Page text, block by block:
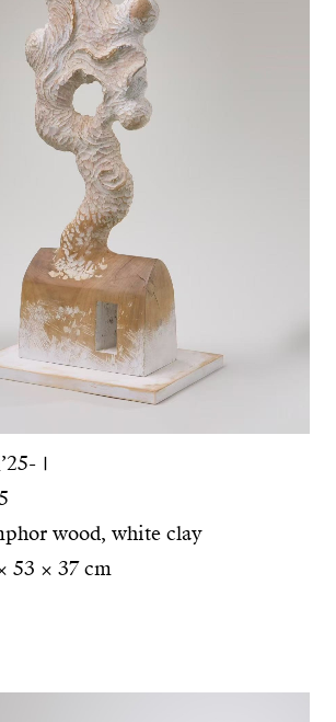
Ⅰ
wood, white clay
53 × 37 cm